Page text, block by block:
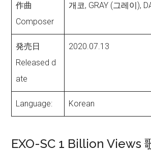
作曲
Composer
개코, GRAY (그레이),
発売日
Released d
ate
2020.07.13
Language: Korean
EXO-SC 1 Billion Views